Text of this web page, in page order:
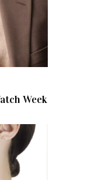
Week